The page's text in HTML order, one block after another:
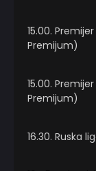
15.00.
Premijum)
15.00.
Premijum)
16.30. Ruska